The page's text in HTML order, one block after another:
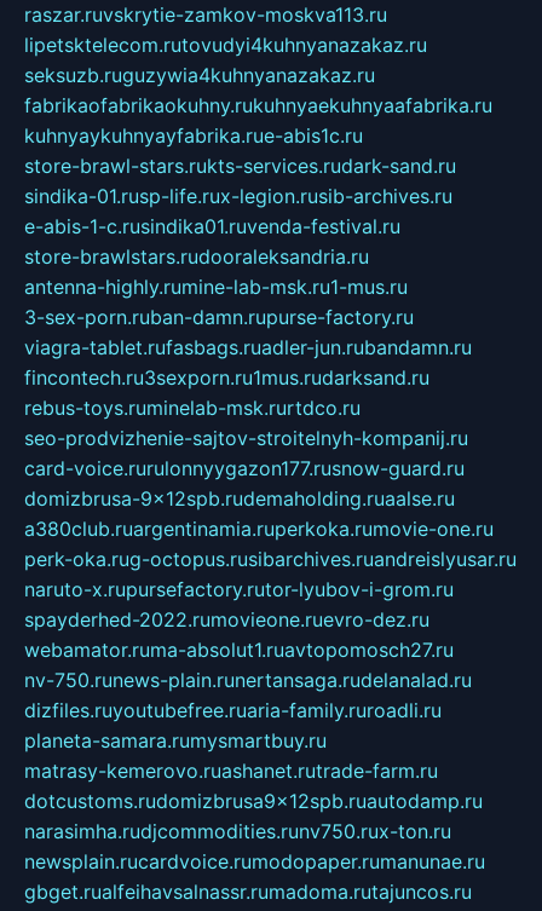
raszar.ruvskrytie-zamkov-moskva113.ru
lipetsktelecom.rutovudyi4kuhnyanazakaz.ru
seksuzb.ruguzywia4kuhnyanazakaz.ru
fabrikaofabrikaokuhny.rukuhnyaekuhnyaafabrika.ru
kuhnyaykuhnyayfabrika.rue-abis1c.ru
store-brawl-stars.rukts-services.rudark-sand.ru
sindika-01.rusp-life.rux-legion.rusib-archives.ru
e-abis-1-c.rusindika01.ruvenda-festival.ru
store-brawlstars.rudooraleksandria.ru
antenna-highly.rumine-lab-msk.ru1-mus.ru
3-sex-porn.ruban-damn.rupurse-factory.ru
viagra-tablet.rufasbags.ruadler-jun.rubandamn.ru
fincontech.ru3sexporn.ru1mus.rudarksand.ru
rebus-toys.ruminelab-msk.rurtdco.ru
seo-prodvizhenie-sajtov-stroitelnyh-kompanij.ru
card-voice.rurulonnyygazon177.rusnow-guard.ru
domizbrusa-9x12spb.rudemaholding.ruaalse.ru
a380club.ruargentinamia.ruperkoka.rumovie-one.ru
perk-oka.rug-octopus.rusibarchives.ruandreislyusar.ru
naruto-x.rupursefactory.rutor-lyubov-i-grom.ru
spayderhed-2022.rumovieone.ruevro-dez.ru
webamator.ruma-absolut1.ruavtopomosch27.ru
nv-750.runews-plain.runertansaga.rudelanalad.ru
dizfiles.ruyoutubefree.ruaria-family.ruroadli.ru
planeta-samara.rumysmartbuy.ru
matrasy-kemerovo.ruashanet.rutrade-farm.ru
dotcustoms.rudomizbrusa9x12spb.ruautodamp.ru
narasimha.rudjcommodities.runv750.rux-ton.ru
newsplain.rucardvoice.rumodopaper.rumanunae.ru
gbget.rualfeihavsalnassr.rumadoma.rutajuncos.ru